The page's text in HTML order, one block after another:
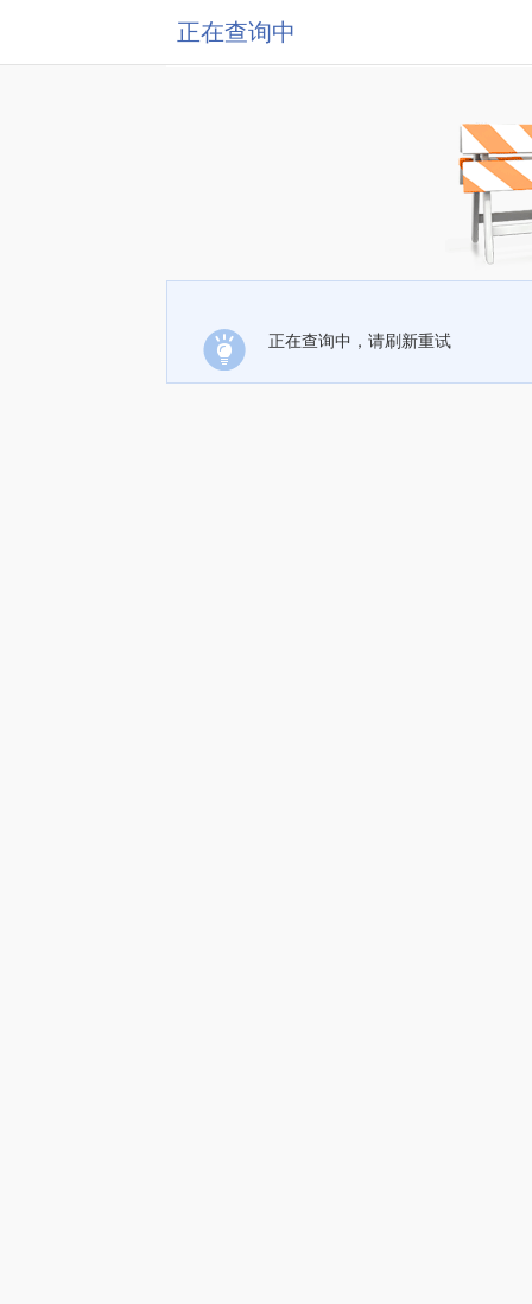
正在查询中
正在查询中，请刷新重试